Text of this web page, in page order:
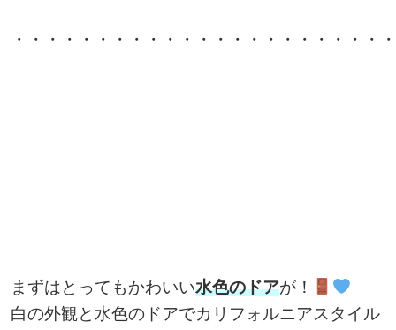
・・・・・・・・・・・・・・・・・・・・・
まずはとってもかわいい水色のドアが！
白の外観と水色のドアでカリフォルニアスタイル